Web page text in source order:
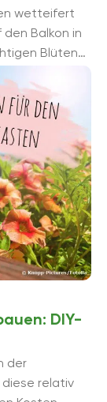
wetteifert
Balkon in
Blüten
DIY-
der
diese relativ